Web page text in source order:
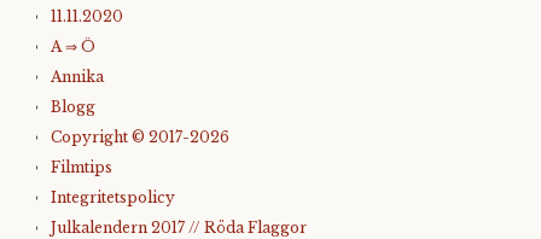
11.11.2020
A ⇒ Ö
Annika
Blogg
Copyright © 2017-2026
Filmtips
Integritetspolicy
Julkalendern 2017 // Röda Flaggor